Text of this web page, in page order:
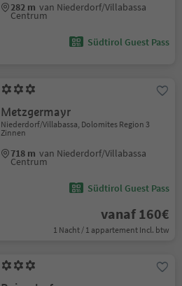
282 m van Niederdorf/Villabassa
Centrum
Südtirol Guest Pass
Metzgermayr
Niederdorf/Villabassa, Dolomites Region 3
Zinnen
718 m van Niederdorf/Villabassa
Centrum
Südtirol Guest Pass
vanaf 160€
1 Nacht / 1 appartement Incl. btw